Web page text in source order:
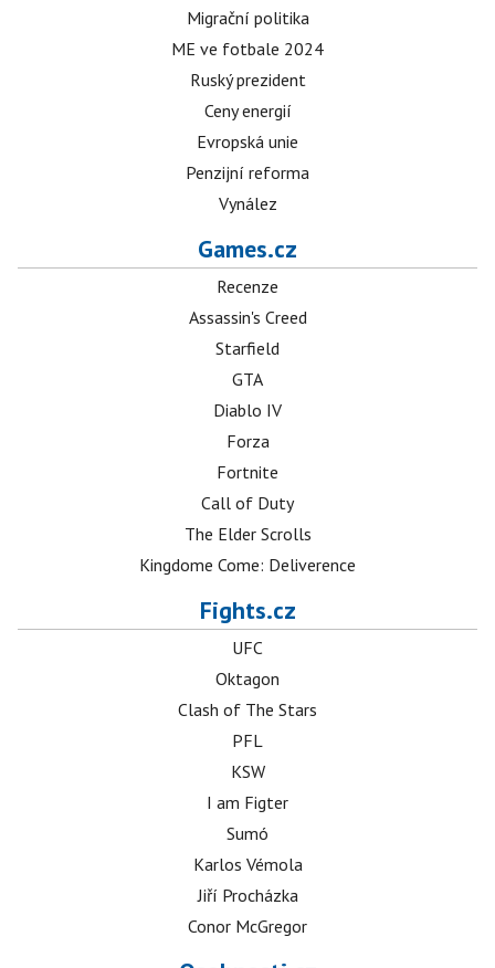
Migrační politika
ME ve fotbale 2024
Ruský prezident
Ceny energií
Evropská unie
Penzijní reforma
Vynález
Games.cz
Recenze
Assassin's Creed
Starfield
GTA
Diablo IV
Forza
Fortnite
Call of Duty
The Elder Scrolls
Kingdome Come: Deliverence
Fights.cz
UFC
Oktagon
Clash of The Stars
PFL
KSW
I am Figter
Sumó
Karlos Vémola
Jiří Procházka
Conor McGregor